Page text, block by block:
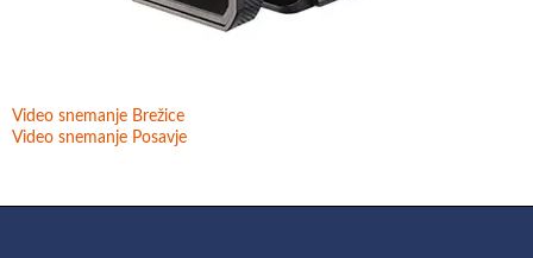
Video snemanje Brežice
Video snemanje Posavje